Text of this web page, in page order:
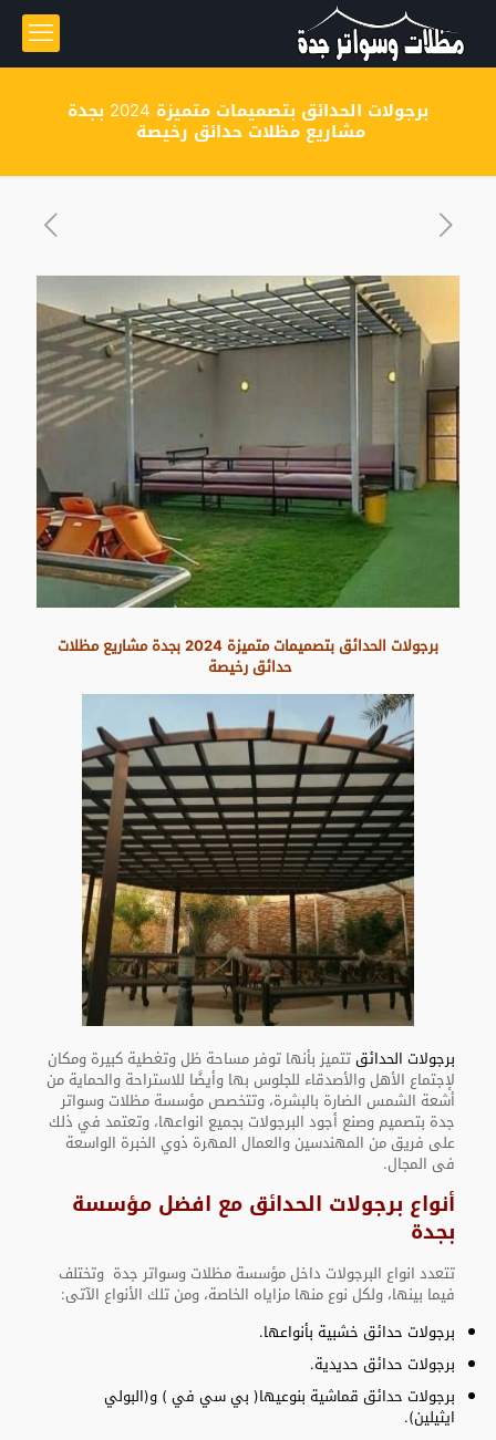
برجولات الحدائق بتصميمات متميزة 2024 بجدة
مشاريع مظلات حدائق رخيصة
برجولات الحدائق بتصميمات متميزة 2024 بجدة مشاريع مظلات
حدائق رخيصة
برجولات الحدائقتتميز بأنها توفر مساحة ظل وتغطية كبيرة ومكان
لإجتماع الأهل والأصدقاء للجلوس بها وأيضًا للاستراحة والحماية من
أشعة الشمس الضارة بالبشرة، وتتخصص مؤسسة مظلات وسواتر
جدة بتصميم وصنع أجود البرجولات بجميع انواعها، وتعتمد في ذلك
على فريق من المهندسين والعمال المهرة ذوي الخبرة الواسعة
فى المجال.
أنواع برجولات الحدائق مع افضل مؤسسة
بجدة
تتعدد انواع البرجولات داخل مؤسسة مظلات وسواتر جدة وتختلف
فيما بينها، ولكل نوع منها مزاياه الخاصة، ومن تلك الأنواع الآتى:
برجولات حدائق خشبية بأنواعها.
برجولات حدائق حديدية.
برجولات حدائق قماشية بنوعيها( بي سي في ) و(البولي
ايثيلين).